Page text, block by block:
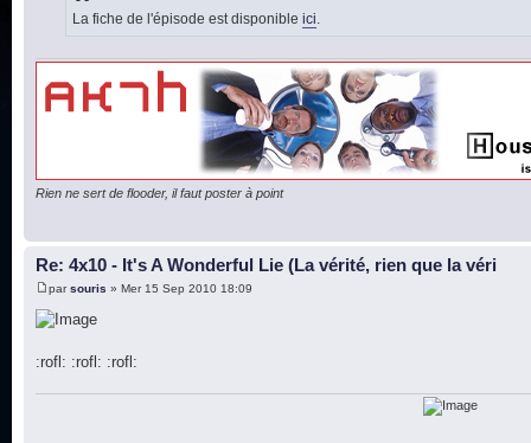
La fiche de l'épisode est disponible ici.
Rien ne sert de flooder, il faut poster à point
Re: 4x10 - It's A Wonderful Lie (La vérité, rien que la véri
parsouris » Mer 15 Sep 2010 18:09
:rofl: :rofl: :rofl: